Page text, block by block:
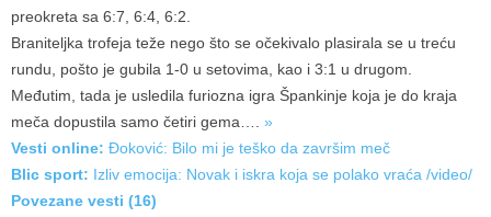
preokreta sa 6:7, 6:4, 6:2.
Braniteljka trofeja teže nego što se očekivalo plasirala se u treću
rundu, pošto je gubila 1-0 u setovima, kao i 3:1 u drugom.
Međutim, tada je usledila furiozna igra Špankinje koja je do kraja
meča dopustila samo četiri gema…. »
Vesti online: Đoković: Bilo mi je teško da završim meč
Blic sport: Izliv emocija: Novak i iskra koja se polako vraća /video/
Povezane vesti (16)